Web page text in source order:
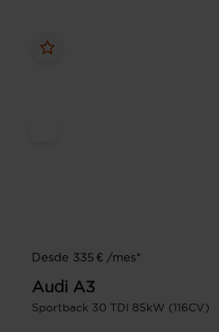
Desde 335 € /mes*
Audi A3
Sportback 30 TDI 85kW (116CV)